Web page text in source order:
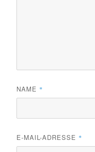
NAME *
E-MAIL-ADRESSE *